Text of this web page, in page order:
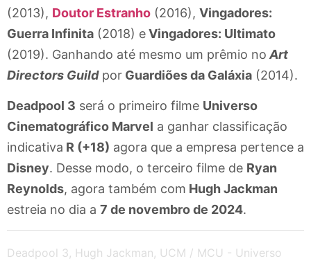
(2013), Doutor Estranho (2016), Vingadores:
Guerra Infinita (2018) ‎‎e‎‎Vingadores: Ultimato
(2019).‎ Ganhando até mesmo um prêmio no Art
Directors Guildpor Guardiões da Galáxia (2014).
Deadpool 3 será o primeiro filme Universo
Cinematográfico Marvel a ganhar classificação
indicativa R (+18) agora que a empresa pertence a
Disney. Desse modo, o terceiro filme de Ryan
Reynolds, agora também com Hugh Jackman
estreia no dia a 7 de novembro de 2024.
Deadpool 3, Hugh Jackman, UCM / MCU - Universo